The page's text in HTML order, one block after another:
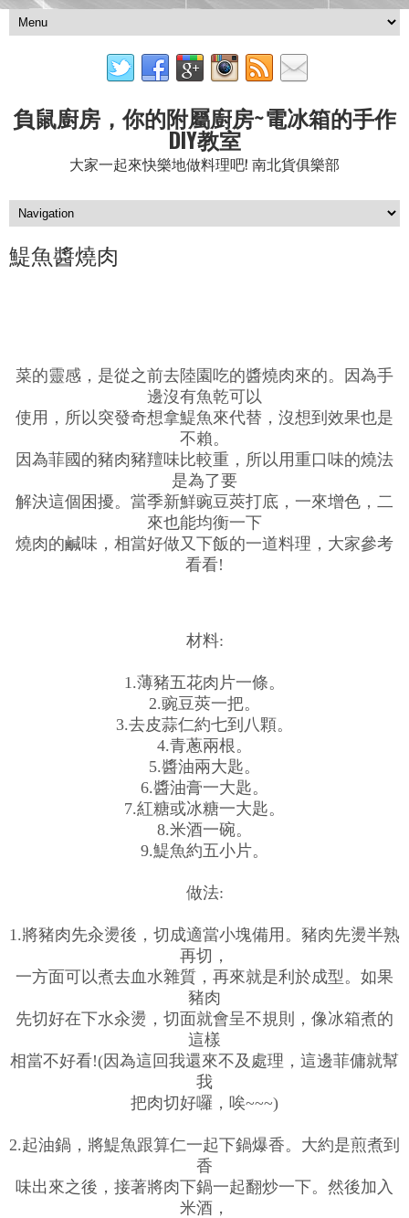
負鼠廚房，你的附屬廚房~電冰箱的手作
DIY教室
大家一起來快樂地做料理吧! 南北貨俱樂部
鯷魚醬燒肉
菜的靈感，是從之前去陸園吃的醬燒肉來的。因為手
邊沒有魚乾可以
使用，所以突發奇想拿鯷魚來代替，沒想到效果也是
不賴。
因為菲國的豬肉豬羶味比較重，所以用重口味的燒法
是為了要
解決這個困擾。當季新鮮豌豆莢打底，一來增色，二
來也能均衡一下
燒肉的鹹味，相當好做又下飯的一道料理，大家參考
看看!
材料:
1.薄豬五花肉片一條。
2.豌豆莢一把。
3.去皮蒜仁約七到八顆。
4.青蔥兩根。
5.醬油兩大匙。
6.醬油膏一大匙。
7.紅糖或冰糖一大匙。
8.米酒一碗。
9.鯷魚約五小片。
做法:
1.將豬肉先汆燙後，切成適當小塊備用。豬肉先燙半熟
再切，
一方面可以煮去血水雜質，再來就是利於成型。如果
豬肉
先切好在下水汆燙，切面就會呈不規則，像冰箱煮的
這樣
相當不好看!(因為這回我還來不及處理，這邊菲傭就幫
我
把肉切好囉，唉~~~)
2.起油鍋，將鯷魚跟算仁一起下鍋爆香。大約是煎煮到
香
味出來之後，接著將肉下鍋一起翻炒一下。然後加入
米酒，